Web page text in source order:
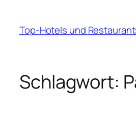
springen
Top-Hotels und
Schlagwort: